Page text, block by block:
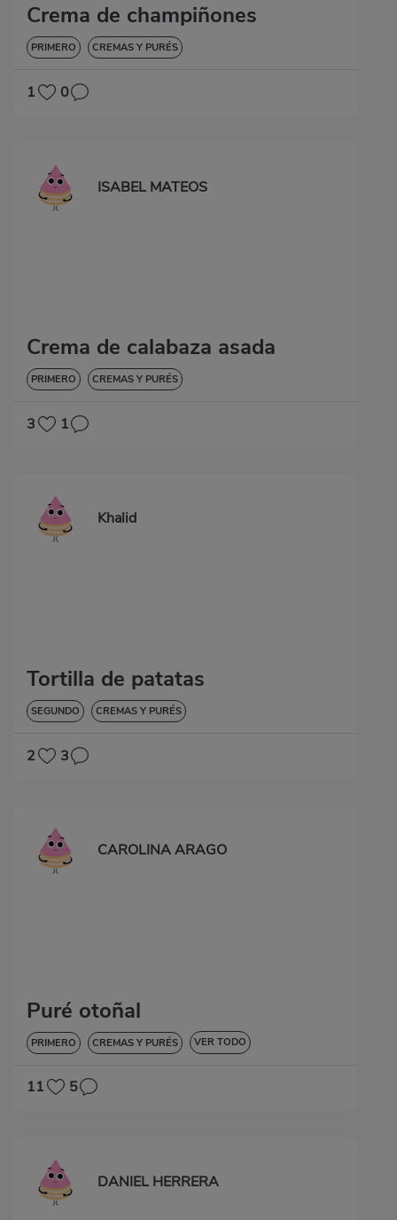
Crema de champiñones
PRIMERO CREMAS Y PURÉS
1 0
ISABEL MATEOS
Crema de calabaza asada
PRIMERO CREMAS Y PURÉS
3 1
Khalid
Tortilla de patatas
SEGUNDO CREMAS Y PURÉS
2 3
CAROLINA ARAGO
Puré otoñal
PRIMERO CREMAS Y PURÉS VER TODO
11 5
DANIEL HERRERA